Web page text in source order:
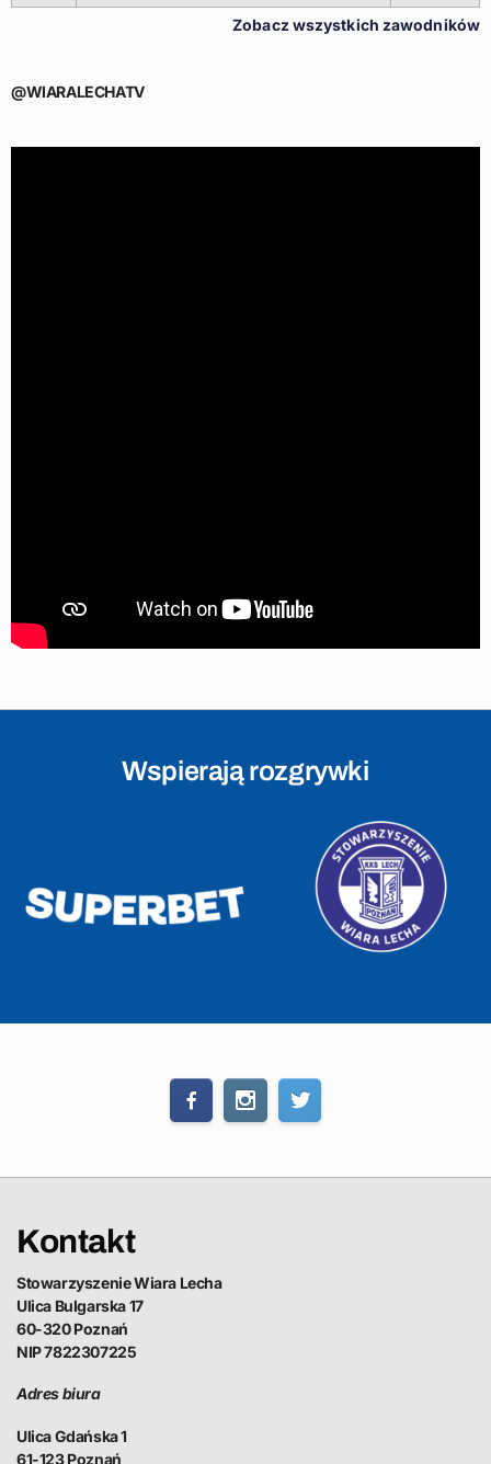
Zobacz wszystkich zawodników
@WIARALECHATV
Wspierają rozgrywki
Kontakt
Stowarzyszenie Wiara Lecha
Ulica Bulgarska 17
60-320 Poznań
NIP 7822307225
Adres biura
Ulica Gdańska 1
61-123 Poznań